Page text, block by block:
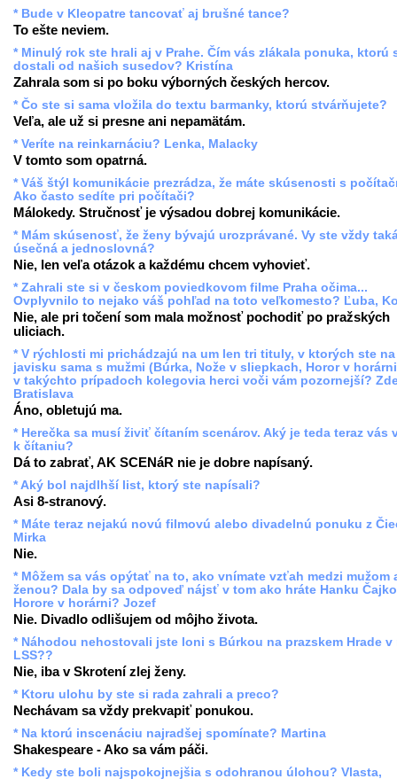
* Bude v Kleopatre tancovať aj brušné tance?
To ešte neviem.
* Minulý rok ste hrali aj v Prahe. Čím vás zlákala ponuka, ktorú
dostali od našich susedov? Kristína
Zahrala som si po boku výborných českých hercov.
* Čo ste si sama vložila do textu barmanky, ktorú stvárňujete?
Veľa, ale už si presne ani nepamätám.
* Veríte na reinkarnáciu? Lenka, Malacky
V tomto som opatrná.
* Váš štýl komunikácie prezrádza, že máte skúsenosti s
Ako často sedíte pri počítači?
Málokedy. Stručnosť je výsadou dobrej komunikácie.
* Mám skúsenosť, že ženy bývajú urozprávané. Vy ste vždy
úsečná a jednoslovná?
Nie, len veľa otázok a každému chcem vyhovieť.
* Zahrali ste si v českom poviedkovom filme Praha očima...
Ovplyvnilo to nejako váš pohľad na toto veľkomesto? Ľuba,
Nie, ale pri točení som mala možnosť pochodiť po pražských
uliciach.
* V rýchlosti mi prichádzajú na um len tri tituly, v ktorých ste na
javisku sama s mužmi (Búrka, Nože v sliepkach, Horor v
v takýchto prípadoch kolegovia herci voči vám pozornejší?
Bratislava
Áno, obletujú ma.
* Herečka sa musí živiť čítaním scenárov. Aký je teda teraz vás
k čítaniu?
Dá to zabrať, AK SCENáR nie je dobre napísaný.
* Aký bol najdlhší list, ktorý ste napísali?
Asi 8-stranový.
* Máte teraz nejakú novú filmovú alebo divadelnú ponuku z
Mirka
Nie.
* Môžem sa vás opýtať na to, ako vnímate vzťah medzi mužom
ženou? Dala by sa odpoveď nájsť v tom ako hráte Hanku
Horore v horárni? Jozef
Nie. Divadlo odlišujem od môjho života.
* Náhodou nehostovali jste loni s Búrkou na prazskem Hrade v
LSS??
Nie, iba v Skrotení zlej ženy.
* Ktoru ulohu by ste si rada zahrali a preco?
Nechávam sa vždy prekvapiť ponukou.
* Na ktorú inscenáciu najradšej spomínate? Martina
Shakespeare - Ako sa vám páči.
* Kedy ste boli najspokojnejšia s odohranou úlohou? Vlasta,